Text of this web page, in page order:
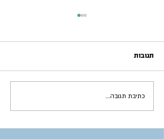
גם ירוק וגם צונן - מתכון
למרק מלפפונים מרענן
תגובות
כתיבת תגובה...